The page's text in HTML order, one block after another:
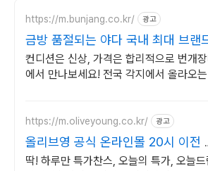
https://m.bunjang.co.kr/ 광고
금방 품절되는 야다 국내 최대 브랜
중고거래
컨디션은 신상, 가격은 합리적으로 번개
에서 만나보세요! 전국 각지에서 올라오는
https://m.oliveyoung.co.kr/ 광고
올리브영 공식 온라인몰 20시 이전
문은 오늘드림
딱! 하루만 특가찬스, 오늘의 특가, 오늘드